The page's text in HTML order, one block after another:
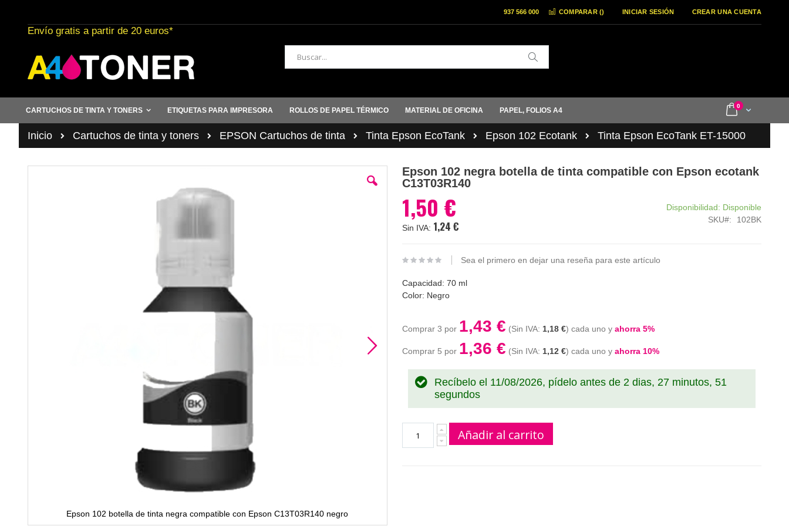
al
contenido
COMPARAR () INICIAR SESIÓN CREAR UNA CUENTA
937 566 000
Envío gratis a partir de 20 euros*
Buscar
Cart
0items
CARTUCHOS DE TINTA Y TONERS ETIQUETAS PARA IMPRESORA ROLLOS DE PAPEL TÉRMICO MATERIAL DE OFICINA PAPEL, FOLIOS A4
Inicio Cartuchos de tinta y toners EPSON Cartuchos de tinta Tinta Epson EcoTank Epson 102 Ecotank Tinta Epson EcoTank ET-15000
Epson 102 botella de tinta negra compatible con Epson C13T03R140 negro
Epson 102 negra botella de tinta compatible con Epson ecotank
C13T03R140
1,50 €
1,24 €
Disponibilidad: Disponible
SKU
102BK
Sea el primero en dejar una reseña para este artículo
Capacidad: 70 ml
Color: Negro
Comprar 3 por 1,43 € 1,18 € cada uno y ahorra 5%
Comprar 5 por 1,36 € 1,12 € cada uno y ahorra 10%
Recíbelo el 11/08/2026, pídelo antes de 2 dias, 27 minutos, 50
segundos
Añadir al carrito